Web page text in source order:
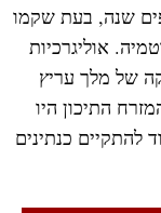
שנה, בעת שקמו
אוליגרכיות
של מלך עריץ
התיכון היו
להתקיים כנתינים